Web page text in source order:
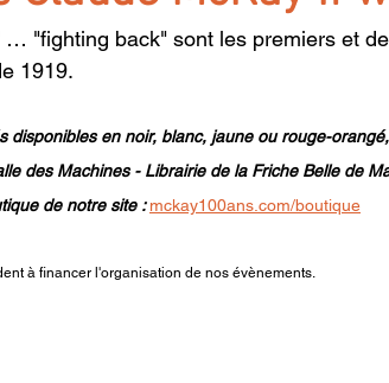
… "fighting back" sont les premiers et
1919.
disponibles en noir, blanc, jaune ou rouge-
des Machines - Librairie de la Friche Belle de
de notre site : mckay100ans.com/boutique
à financer l'organisation de nos évènements.